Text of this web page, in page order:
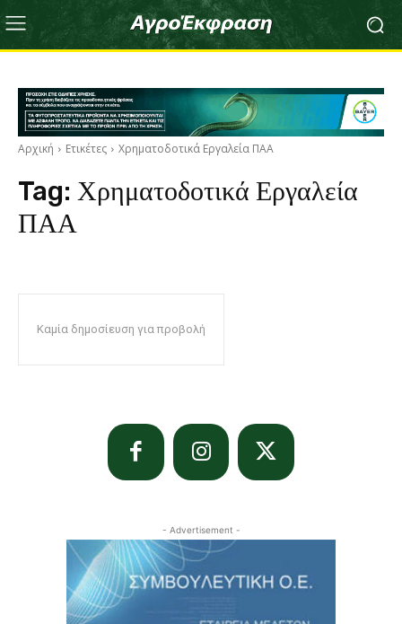
Αρχική Ετικέτες Χρηματοδοτικά Εργαλεία ΠΑΑ
Tag: Χρηματοδοτικά Εργαλεία
ΠΑΑ
Καμία δημοσίευση για προβολή
- Advertisement -